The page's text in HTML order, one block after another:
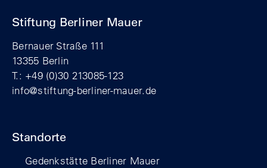
Stiftung Berliner Mauer
Bernauer Straße 111
13355 Berlin
T.: +49 (0)30 213085-123
info@stiftung-berliner-mauer.de
Standorte
Gedenkstätte Berliner Mauer